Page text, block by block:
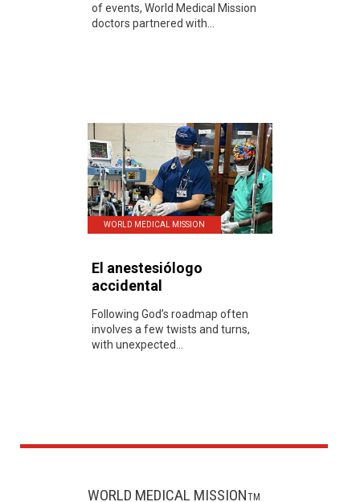
of events, World Medical Mission
doctors partnered with...
WORLD MEDICAL MISSION
El anestesiólogo
accidental
Following God’s roadmap often
involves a few twists and turns,
with unexpected...
WORLD MEDICAL MISSIONTM